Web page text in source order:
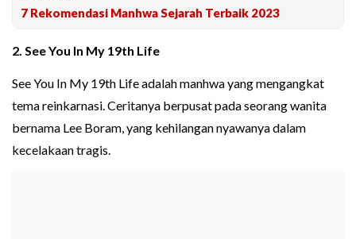
7 Rekomendasi Manhwa Sejarah Terbaik 2023
2. See You In My 19th Life
See You In My 19th Life adalah manhwa yang mengangkat
tema reinkarnasi. Ceritanya berpusat pada seorang wanita
bernama Lee Boram, yang kehilangan nyawanya dalam
kecelakaan tragis.